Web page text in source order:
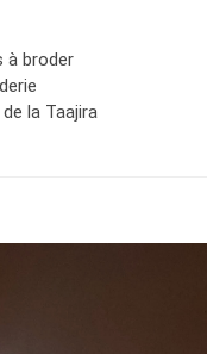
à broder
la Taajira